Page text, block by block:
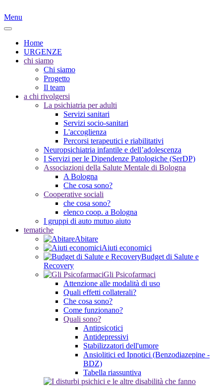
Menu
Home
URGENZE
chi siamo
Chi siamo
Progetto
Il team
a chi rivolgersi
La psichiatria per adulti
Servizi sanitari
Servizi socio-sanitari
L'accoglienza
Percorsi terapeutici e riabilitativi
Neuropsichiatria infantile e dell’adolescenza
I Servizi per le Dipendenze Patologiche (SerDP)
Associazioni della Salute Mentale di Bologna
A Bologna
Che cosa sono?
Cooperative sociali
che cosa sono?
elenco coop. a Bologna
I gruppi di auto mutuo aiuto
tematiche
Abitare
Aiuti economici
Budget di Salute e
Recovery
Gli Psicofarmaci
Attenzione alle modalità di uso
Quali effetti collaterali?
Che cosa sono?
Come funzionano?
Quali sono?
Antipsicotici
Antidepressivi
Stabilizzatori dell'umore
Ansiolitici ed Ipnotici (Benzodiazepine -
BDZ)
Tabella riassuntiva